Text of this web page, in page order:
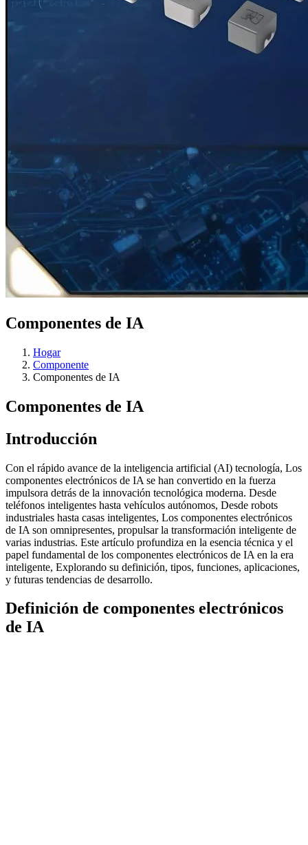
Componentes de IA
Hogar
Componente
Componentes de IA
Componentes de IA
Introducción
Con el rápido avance de la inteligencia artificial (AI) tecnología, Los
componentes electrónicos de IA se han convertido en la fuerza
impulsora detrás de la innovación tecnológica moderna. Desde
teléfonos inteligentes hasta vehículos autónomos, Desde robots
industriales hasta casas inteligentes, Los componentes electrónicos
de IA son omnipresentes, propulsar la transformación inteligente de
varias industrias. Este artículo profundiza en la esencia técnica y el
papel fundamental de los componentes electrónicos de IA en la era
inteligente, Explorando su definición, tipos, funciones, aplicaciones,
y futuras tendencias de desarrollo.
Definición de componentes electrónicos
de IA